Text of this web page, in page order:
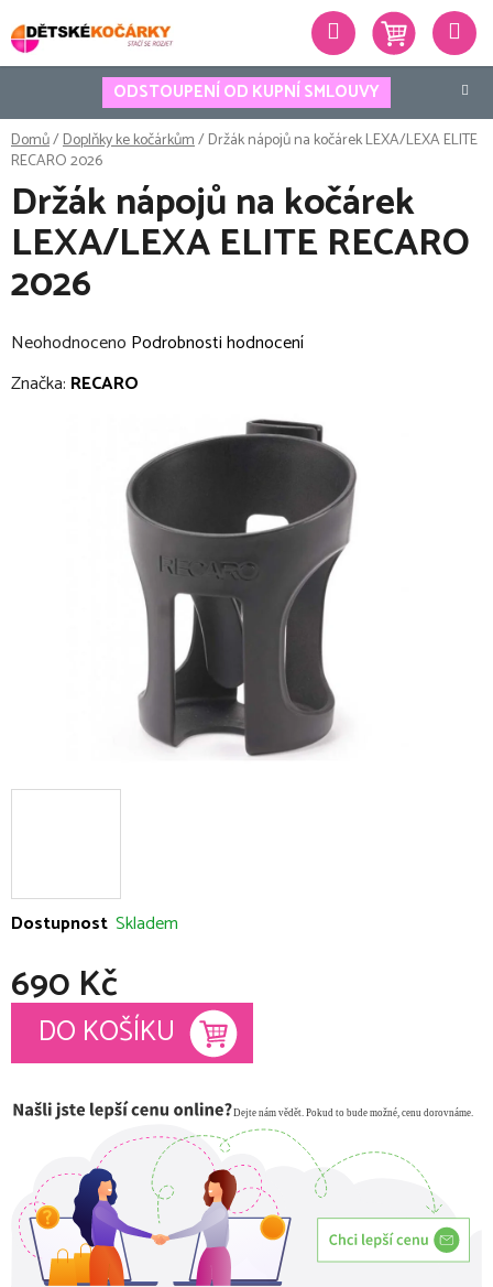
na
obsah
ODSTOUPENÍ OD KUPNÍ SMLOUVY
Hledat
Domů/Doplňky ke kočárkům/Držák nápojů na kočárek LEXA/LEXA ELITE
RECARO 2026
Dostupnost Skladem
690 Kč
Měrná cena:
DO KOŠÍKU
Držák nápojů na kočárek
LEXA/LEXA ELITE RECARO
2026
Průměrné
hodnocení
Neohodnoceno Podrobnosti hodnocení
Značka: RECARO